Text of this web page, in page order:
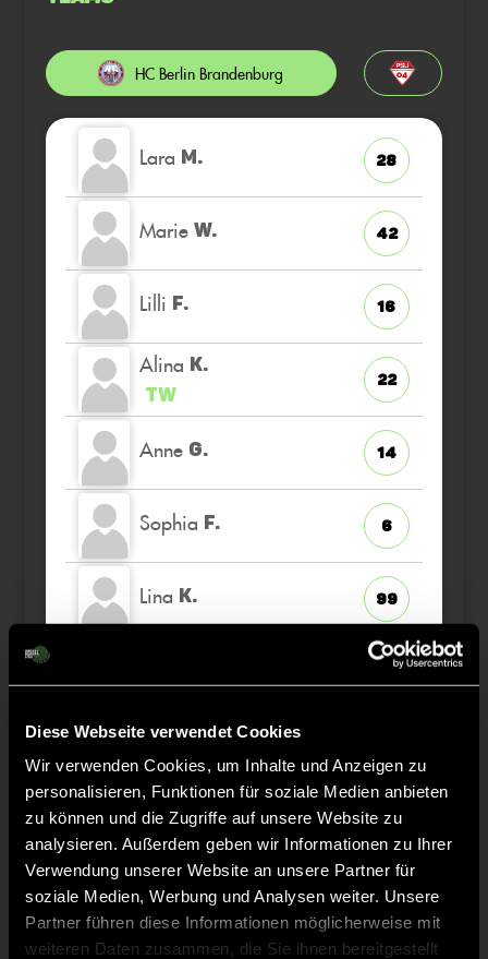
Diese Webseite verwendet Cookies
Wir verwenden Cookies, um Inhalte und Anzeigen zu
personalisieren, Funktionen für soziale Medien anbieten
zu können und die Zugriffe auf unsere Website zu
analysieren. Außerdem geben wir Informationen zu Ihrer
Verwendung unserer Website an unsere Partner für
soziale Medien, Werbung und Analysen weiter. Unsere
Partner führen diese Informationen möglicherweise mit
weiteren Daten zusammen, die Sie ihnen bereitgestellt
HC Berlin Brandenburg
Lara M. 28
Marie W. 42
Lilli F. 16
Alina K.
TW
22
Anne G. 14
Sophia F. 6
Lina K. 99
Miley L.
K
Mara Z. 24
Mira G. 2